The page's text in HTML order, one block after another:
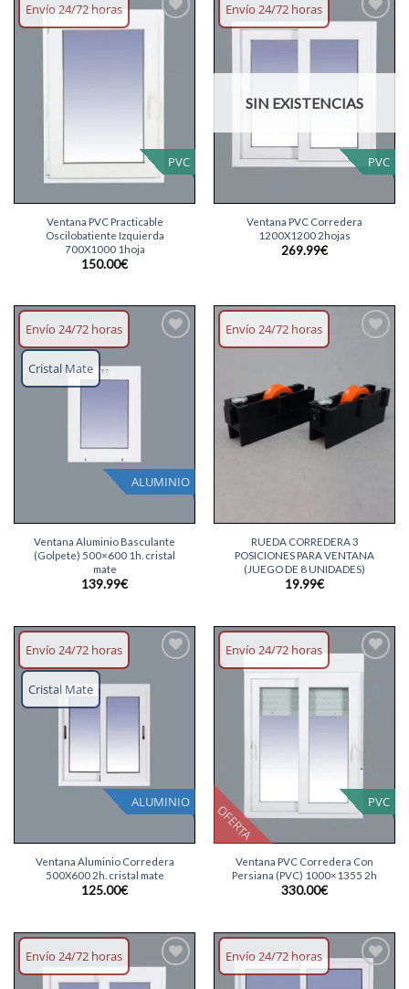
Envío 24/72 horas
PVC
Ventana PVC Practicable
Oscilobatiente Izquierda
700X1000 1hoja
150.00€
Envío 24/72 horas
PVC
lista
SIN EXISTENCIAS
Ventana PVC Corredera
1200X1200 2hojas
269.99€
Envío 24/72 horas
ALUMINIO
Cristal Mate
Ventana Aluminio Basculante
(Golpete) 500×600 1h. cristal
mate
139.99€
Envío 24/72 horas
RUEDA CORREDERA 3
POSICIONES PARA VENTANA
(JUEGO DE 8 UNIDADES)
19.99€
Envío 24/72 horas
ALUMINIO
Cristal Mate
Ventana Aluminio Corredera
500X600 2h. cristal mate
125.00€
OFERTA
Envío 24/72 horas
PVC
Añadir
Ventana PVC Corredera Con
Persiana (PVC) 1000×1355 2h
330.00€
Envío 24/72 horas Envío 24/72 horas